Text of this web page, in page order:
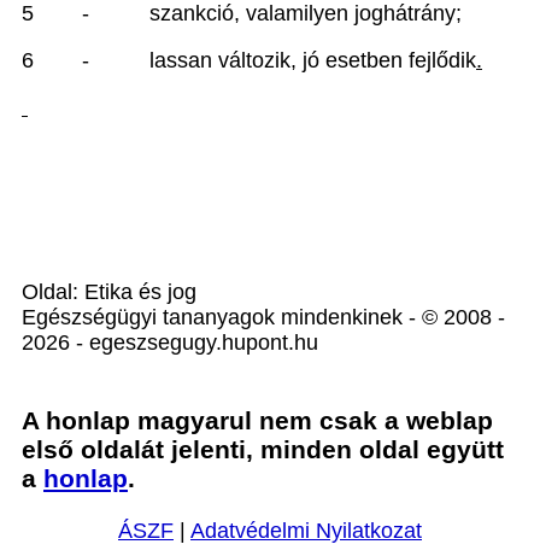
5
-
szankció, valamilyen joghátrány;
6
- lassan változik, jó esetben fejl ődik.
Oldal: Etika és jog
Egészségügyi tananyagok mindenkinek - © 2008 -
2026 - egeszsegugy.hupont.hu
A honlap magyarul nem csak a weblap
első oldalát jelenti, minden oldal együtt
a honlap.
ÁSZF Adatvédelmi Nyilatkozat